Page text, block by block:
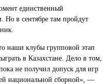
единственный
Но в сентябре там пройдут
наши клубы групповой этап
в Казахстане. Дело в том,
не получил допуск для игр
национальной сборной», —